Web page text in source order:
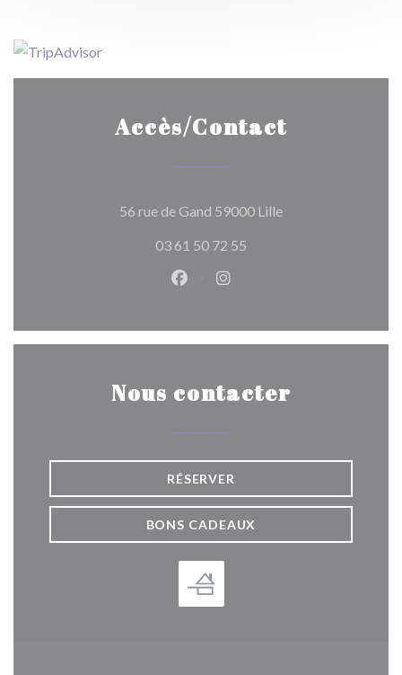
Accès/Contact
56 rue de Gand 59000 Lille((ouvre une
03 61 50 72 55
Facebook ((ouvre une
Instagram ((ouvre une
Nous contacter
RÉSERVER
BONS CADEAUX